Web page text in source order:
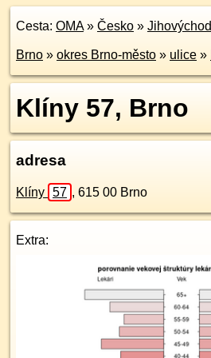
Cesta: OMA» Česko » Jihovýchod
Brno » okres Brno-město » ulice »
Klíny 57, Brno
adresa
Klíny 57 , 615 00 Brno
Extra: